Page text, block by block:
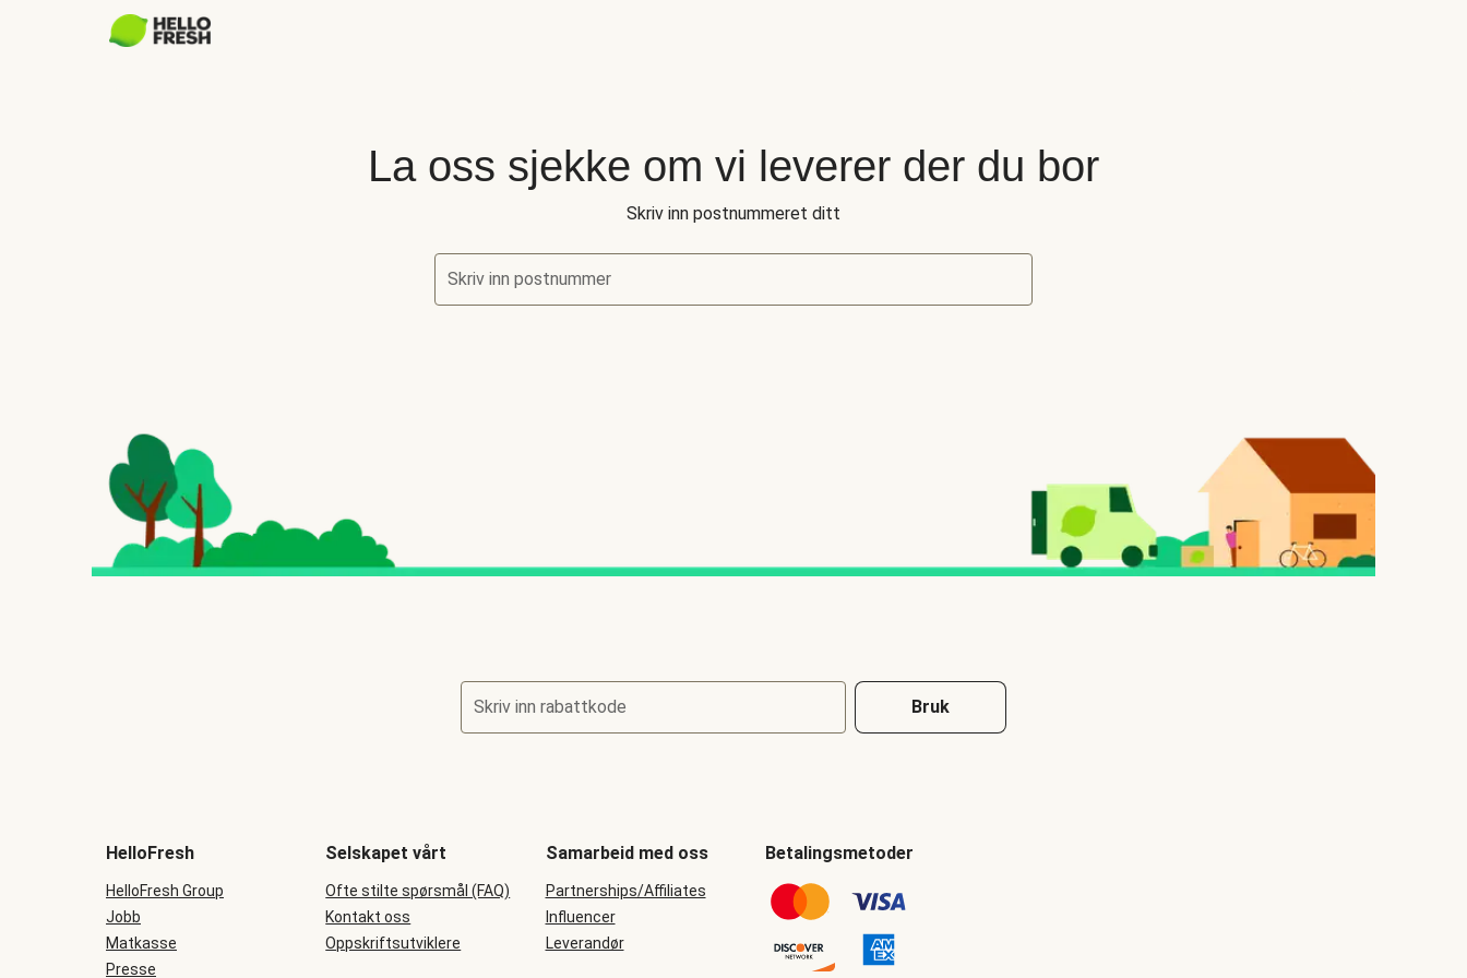
La oss sjekke om vi leverer der du bor
Skriv inn postnummeret ditt
Skriv inn postnummer
Skriv inn rabattkode Bruk
HelloFresh
HelloFresh Group
Jobb
Matkasse
Presse
Selskapet vårt
Ofte stilte spørsmål (FAQ)
Kontakt oss
Oppskriftsutviklere
Samarbeid med oss
Partnerships/Affiliates
Influencer
Leverandør
Betalingsmetoder